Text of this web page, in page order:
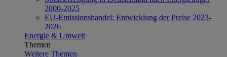
2000-2025
EU-Emissionshandel: Entwicklung der Preise 2023-
2026
Energie & Umwelt
Themen
Weitere Themen